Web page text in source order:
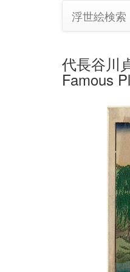
浮世絵検索
代長谷川
Famous